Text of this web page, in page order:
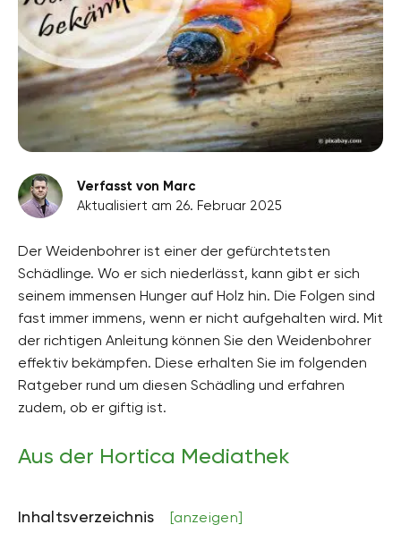
Verfasst von Marc
Aktualisiert am 26. Februar 2025
Der Weidenbohrer ist einer der gefürchtetsten
Schädlinge. Wo er sich niederlässt, kann gibt er sich
seinem immensen Hunger auf Holz hin. Die Folgen sind
fast immer immens, wenn er nicht aufgehalten wird. Mit
der richtigen Anleitung können Sie den Weidenbohrer
effektiv bekämpfen. Diese erhalten Sie im folgenden
Ratgeber rund um diesen Schädling und erfahren
zudem, ob er giftig ist.
Aus der Hortica Mediathek
Inhaltsverzeichnis [anzeigen]